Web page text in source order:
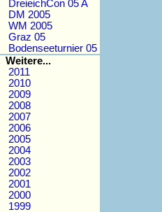
DreieichCon 05 A
DM 2005
WM 2005
Graz 05
Bodenseeturnier 05
Weitere...
2011
2010
2009
2008
2007
2006
2005
2004
2003
2002
2001
2000
1999